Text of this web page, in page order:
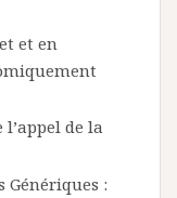
et en
de la
Génériques :